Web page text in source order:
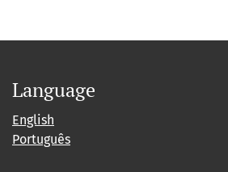
Language
English
Português